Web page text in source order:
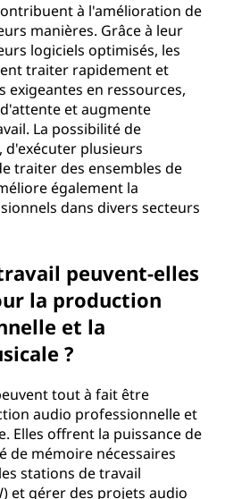
à l'amélioration de
manières. Grâce à leur
logiciels optimisés, les
traiter rapidement et
exigeantes en ressources,
et augmente
La possibilité de
plusieurs
traiter des ensembles de
également la
dans divers secteurs
peuvent-elles
la production
et la
?
tout à fait être
audio professionnelle et
Elles offrent la puissance de
de mémoire nécessaires
stations de travail
et gérer des projets audio